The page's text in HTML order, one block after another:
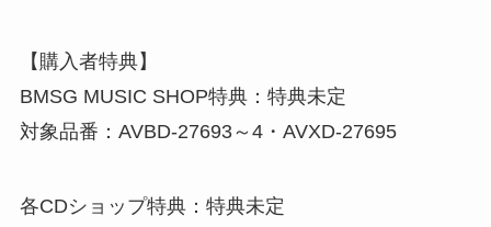
【購入者特典】
BMSG MUSIC SHOP特典：特典未定
対象品番：AVBD-27693～4・AVXD-27695
各CDショップ特典：特典未定